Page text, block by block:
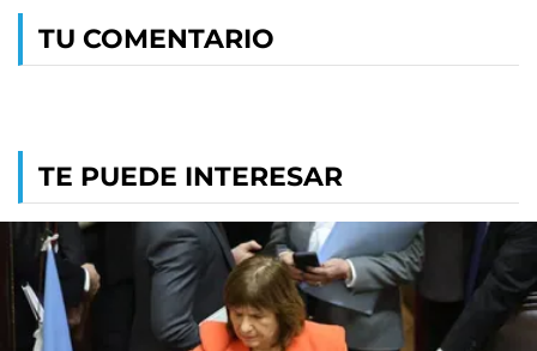
TU COMENTARIO
TE PUEDE INTERESAR